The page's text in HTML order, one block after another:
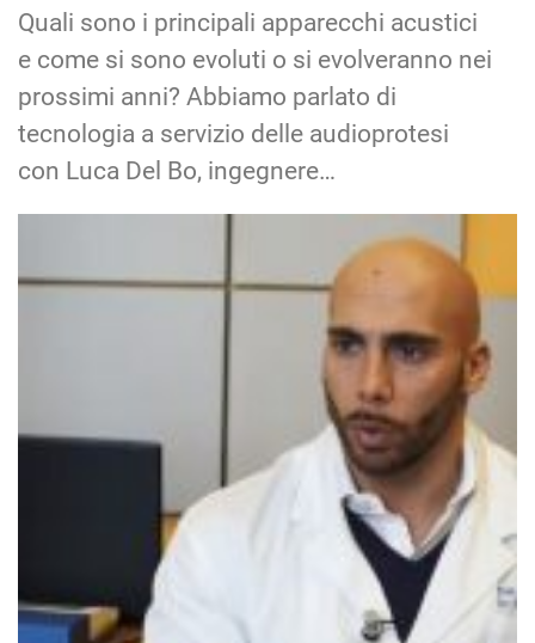
Quali sono i principali apparecchi acustici
e come si sono evoluti o si evolveranno nei
prossimi anni? Abbiamo parlato di
tecnologia a servizio delle audioprotesi
con Luca Del Bo, ingegnere…